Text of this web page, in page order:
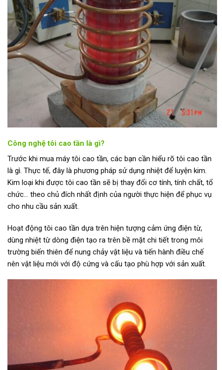
Công nghệ tôi cao tần là gì?
Trước khi mua máy tôi cao tần, các bạn cần hiểu rõ tôi cao tần
là gì. Thực tế, đây là phương pháp sử dụng nhiệt để luyện kim.
Kim loại khi được tôi cao tần sẽ bị thay đổi cơ tính, tính chất, tổ
chức… theo chủ đích nhất định của người thực hiện để phục vụ
cho nhu cầu sản xuất.
Hoạt động tôi cao tần dựa trên hiện tượng cảm ứng điện từ,
dùng nhiệt từ dòng điện tạo ra trên bề mặt chi tiết trong môi
trường biến thiên để nung chảy vật liệu và tiến hành điều chế
nên vật liệu mới với độ cứng và cấu tạo phù hợp với sản xuất.